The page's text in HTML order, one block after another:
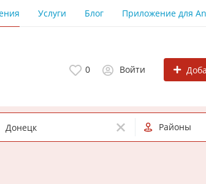
Услуги Блог Приложение для
0 Войти
Районы